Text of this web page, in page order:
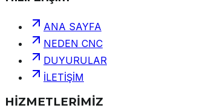
ANA SAYFA
NEDEN CNC
DUYURULAR
İLETİŞİM
HİZMETLERİMİZ